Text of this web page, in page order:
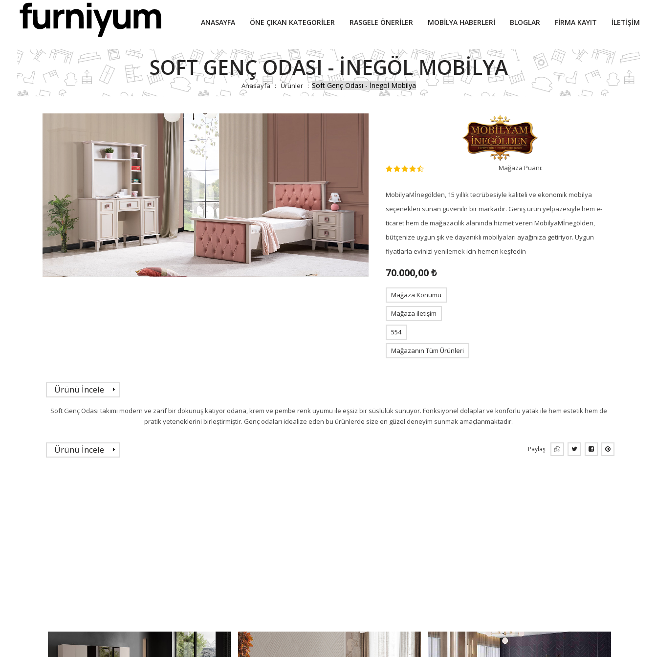
ANASAYFA ÖNE ÇIKAN KATEGORILER RASGELE ÖNERILER MOBILYA HABERLERI BLOGLAR FIRMA KAYIT İLETIŞIM
SOFT GENÇ ODASI - İNEGÖL MOBILYA
Anasayfa Ürünler Soft Genç Odası - İnegöl Mobilya
Mağaza Puanı:
MobilyaMİnegölden, 15 yıllık tecrübesiyle kaliteli ve ekonomik mobilya
seçenekleri sunan güvenilir bir markadır. Geniş ürün yelpazesiyle hem e-
ticaret hem de mağazacılık alanında hizmet veren MobilyaMİnegölden,
bütçenize uygun şık ve dayanıklı mobilyaları ayağınıza getiriyor. Uygun
fiyatlarla evinizi yenilemek için hemen keşfedin
70.000,00 ₺
Mağaza Konumu
Mağaza iletişim
554
Mağazanın Tüm Ürünleri
Ürünü İncele
Soft Genç Odası takımı modern ve zarif bir dokunuş katıyor odana, krem ve pembe renk uyumu ile eşsiz bir süslülük sunuyor. Fonksiyonel dolaplar ve konforlu yatak ile hem estetik hem de
pratik yeteneklerini birleştirmiştir. Genç odaları idealize eden bu ürünlerde size en güzel deneyim sunmak amaçlanmaktadır.
Ürünü İncele Paylaş